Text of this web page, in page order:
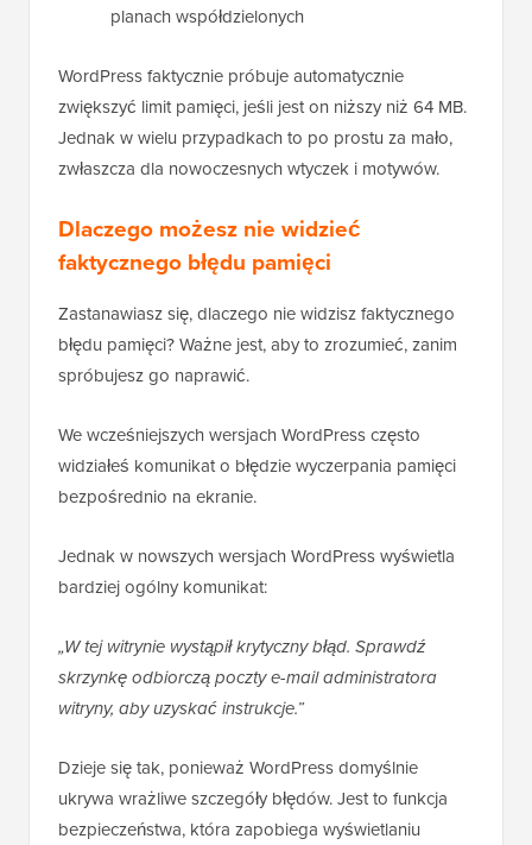
planach współdzielonych
WordPress faktycznie próbuje automatycznie
zwiększyć limit pamięci, jeśli jest on niższy niż 64 MB.
Jednak w wielu przypadkach to po prostu za mało,
zwłaszcza dla nowoczesnych wtyczek i motywów.
Dlaczego możesz nie widzieć
faktycznego błędu pamięci
Zastanawiasz się, dlaczego nie widzisz faktycznego
błędu pamięci? Ważne jest, aby to zrozumieć, zanim
spróbujesz go naprawić.
We wcześniejszych wersjach WordPress często
widziałeś komunikat o błędzie wyczerpania pamięci
bezpośrednio na ekranie.
Jednak w nowszych wersjach WordPress wyświetla
bardziej ogólny komunikat:
„W tej witrynie wystąpił krytyczny błąd. Sprawdź
skrzynkę odbiorczą poczty e-mail administratora
witryny, aby uzyskać instrukcje.”
Dzieje się tak, ponieważ WordPress domyślnie
ukrywa wrażliwe szczegóły błędów. Jest to funkcja
bezpieczeństwa, która zapobiega wyświetlaniu